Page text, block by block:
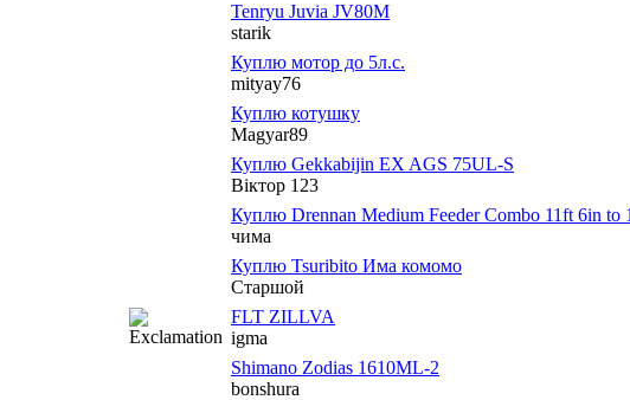
Tenryu Juvia JV80M
starik
Куплю мотор до 5л.с.
mityay76
Куплю котушку
Magyar89
Куплю Gekkabijin EX AGS 75UL-S
Віктор 123
Куплю Drennan Medium Feeder Combo 11ft 6in to
чима
Куплю Tsuribito Има комомо
Старшой
FLT ZILLVA
igma
Shimano Zodias 1610ML-2
bonshura